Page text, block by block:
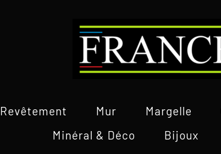
Revêtement Mur Margelle
Minéral & Déco
Bijoux